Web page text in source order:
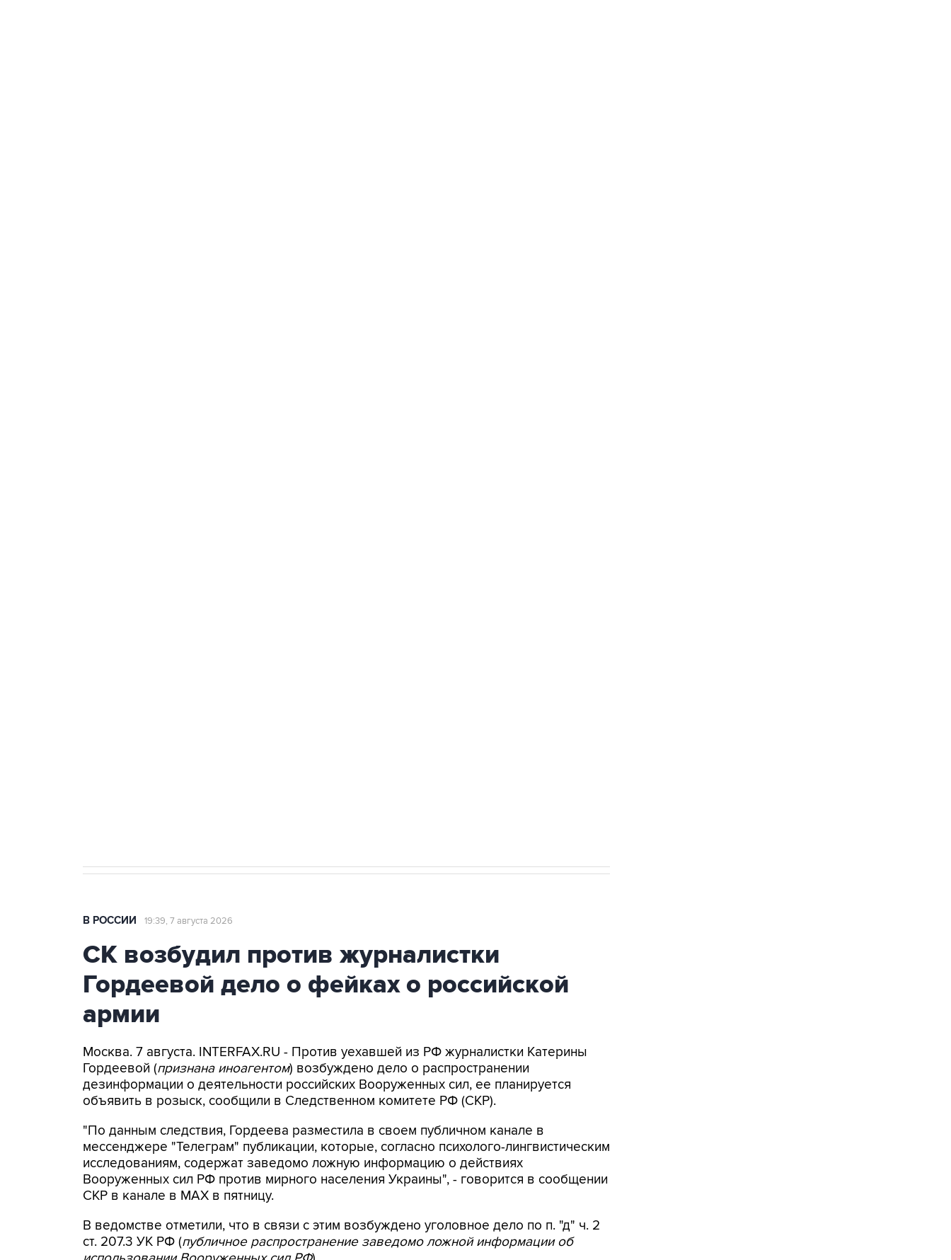
В РОССИИ 19:39, 7 августа 2026
СК возбудил против журналистки
Гордеевой дело о фейках о российской
армии
Москва. 7 августа. INTERFAX.RU - Против уехавшей из РФ журналистки Катерины
Гордеевой (признана иноагентом) возбуждено дело о распространении
дезинформации о деятельности российских Вооруженных сил, ее планируется
объявить в розыск, сообщили в Следственном комитете РФ (СКР).
"По данным следствия, Гордеева разместила в своем публичном канале в
мессенджере "Телеграм" публикации, которые, согласно психолого-лингвистическим
исследованиям, содержат заведомо ложную информацию о действиях
Вооруженных сил РФ против мирного населения Украины", - говорится в сообщении
СКР в канале в MAX в пятницу.
В ведомстве отметили, что в связи с этим возбуждено уголовное дело по п. "д" ч. 2
ст. 207.3 УК РФ (публичное распространение заведомо ложной информации об